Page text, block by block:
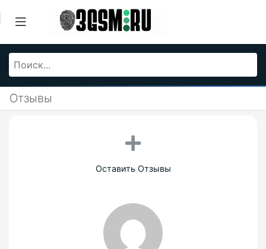
Отзывы
Оставить Отзывы